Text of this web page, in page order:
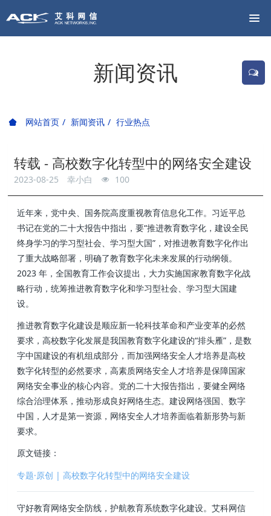
新闻资讯
网站首页 新闻资讯 行业热点
转载 - 高校数字化转型中的网络安全建设
2023-08-25 幸小白 100
近年来，党中央、国务院高度重视教育信息化工作。习近平总
书记在党的二十大报告中指出，要“推进教育数字化，建设全民
终身学习的学习型社会、学习型大国”，对推进教育数字化作出
了重大战略部署，明确了教育数字化未来发展的行动纲领。
2023 年，全国教育工作会议提出，大力实施国家教育数字化战
略行动，统筹推进教育数字化和学习型社会、学习型大国建
设。
推进教育数字化建设是顺应新一轮科技革命和产业变革的必然
要求，高校数字化发展是我国教育数字化建设的“排头雁”，是数
字中国建设的有机组成部分，而加强网络安全人才培养是高校
数字化转型的必然要求，高素质网络安全人才培养是保障国家
网络安全事业的核心内容。党的二十大报告指出，要健全网络
综合治理体系，推动形成良好网络生态。建设网络强国、数字
中国，人才是第一资源，网络安全人才培养面临着新形势与新
要求。
原文链接：
专题·原创 | 高校数字化转型中的网络安全建设
守好教育网络安全防线，护航教育系统数字化建设。艾科网信